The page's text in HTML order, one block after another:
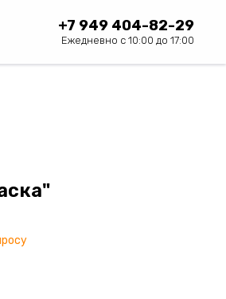
+7 949 404-82-29
Ежедневно с 10:00 до 17:00